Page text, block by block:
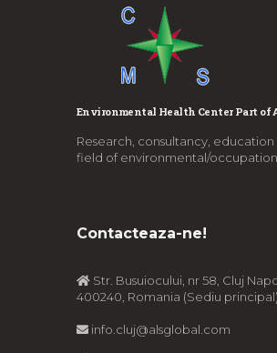
Environmental Health Center Part of
Research, consultancy, education
field of environmental/
Contacteaza-ne!
Str. Busuiocului, nr 58, Cluj
400240, Romania (Sediu principal)
info.cluj@alsglobal.com